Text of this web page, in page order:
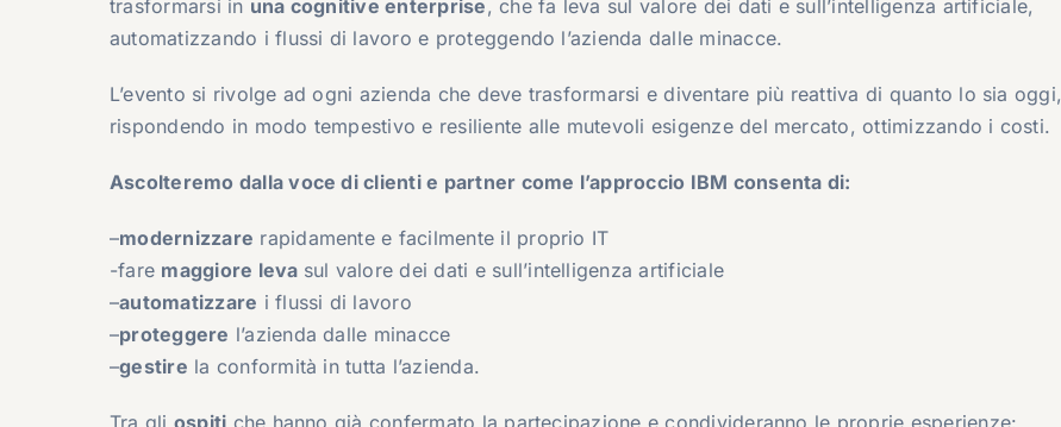
trasformarsi in una cognitive enterprise, che fa leva sul valore dei dati e sull’intelligenza artificiale,
automatizzando i flussi di lavoro e proteggendo l’azienda dalle minacce.
L’evento si rivolge ad ogni azienda che deve trasformarsi e diventare più reattiva di quanto lo sia oggi,
rispondendo in modo tempestivo e resiliente alle mutevoli esigenze del mercato, ottimizzando i costi.
Ascolteremo dalla voce di clienti e partner come l’approccio IBM consenta di:
–modernizzare rapidamente e facilmente il proprio IT
-fare maggiore leva sul valore dei dati e sull’intelligenza artificiale
–automatizzare i flussi di lavoro
–proteggere l’azienda dalle minacce
–gestire la conformità in tutta l’azienda.
Tra gli ospiti che hanno già confermato la partecipazione e condivideranno le proprie esperienze: